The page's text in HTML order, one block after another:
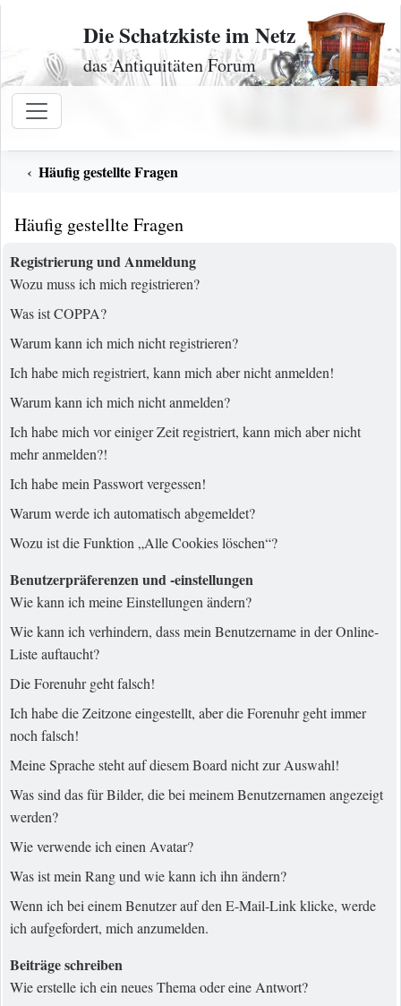
Zum Inhalt
Die Schatzkiste im Netz
das Antiquitäten Forum
Häufig gestellte Fragen
Häufig gestellte Fragen
Registrierung und Anmeldung
Wozu muss ich mich registrieren?
Was ist COPPA?
Warum kann ich mich nicht registrieren?
Ich habe mich registriert, kann mich aber nicht anmelden!
Warum kann ich mich nicht anmelden?
Ich habe mich vor einiger Zeit registriert, kann mich aber nicht
mehr anmelden?!
Ich habe mein Passwort vergessen!
Warum werde ich automatisch abgemeldet?
Wozu ist die Funktion „Alle Cookies löschen“?
Benutzerpräferenzen und -einstellungen
Wie kann ich meine Einstellungen ändern?
Wie kann ich verhindern, dass mein Benutzername in der Online-
Liste auftaucht?
Die Forenuhr geht falsch!
Ich habe die Zeitzone eingestellt, aber die Forenuhr geht immer
noch falsch!
Meine Sprache steht auf diesem Board nicht zur Auswahl!
Was sind das für Bilder, die bei meinem Benutzernamen angezeigt
werden?
Wie verwende ich einen Avatar?
Was ist mein Rang und wie kann ich ihn ändern?
Wenn ich bei einem Benutzer auf den E-Mail-Link klicke, werde
ich aufgefordert, mich anzumelden.
Beiträge schreiben
Wie erstelle ich ein neues Thema oder eine Antwort?